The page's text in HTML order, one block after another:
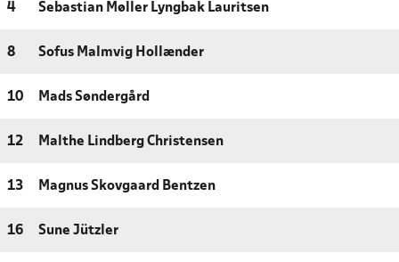
4 Sebastian Møller Lyngbak Lauritsen
8 Sofus Malmvig Hollænder
10 Mads Søndergård
12 Malthe Lindberg Christensen
13 Magnus Skovgaard Bentzen
16 Sune Jützler